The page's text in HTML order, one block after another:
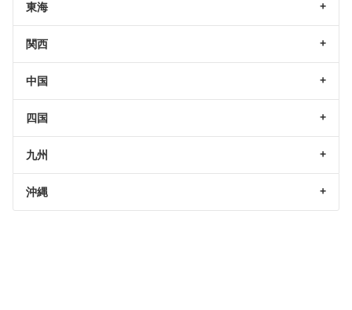
東海
関西
中国
四国
九州
沖縄